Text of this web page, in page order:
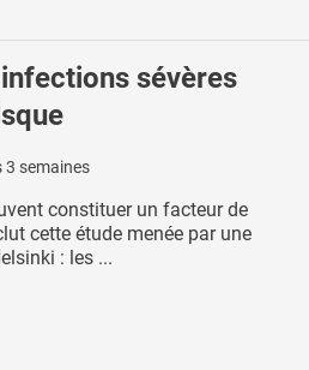
infections sévères
3 semaines
constituer un facteur de
cette étude menée par une
: les ...